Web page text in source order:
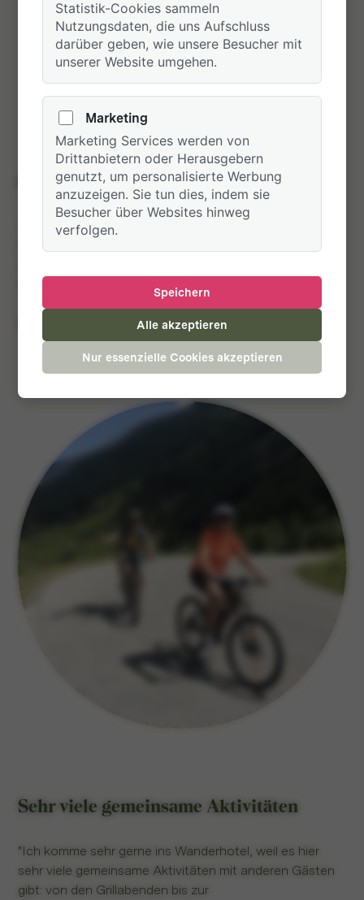
Coole Wanderungen
"Das Wanderprogramm war schon vor 10 Jahren echte
Spitzenklasse. Jetzt gibt es noch mehr coole
Wanderkonfigurator – habe ich so noch nicht gesehen".
NICOLA & THORSTEN
Sehr viele gemeinsame Aktivitäten
"Ich komme sehr gerne ins Wanderhotel, weil es hier
sehr viele gemeinsame Aktivitäten mit anderen Gästen
gibt: von den Grillabenden bis zur
Statistik-Cookies sammeln
Nutzungsdaten, die uns Aufschluss
darüber geben, wie unsere Besucher mit
unserer Website umgehen.
Marketing
Marketing Services werden von
Drittanbietern oder Herausgebern
genutzt, um personalisierte Werbung
anzuzeigen. Sie tun dies, indem sie
Besucher über Websites hinweg
verfolgen.
Nur essenzielle Cookies akzeptieren
Speichern
Alle akzeptieren